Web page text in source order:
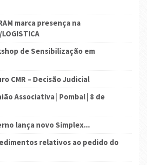
marca presença na
de Sensibilização em
CMR – Decisão Judicial
Associativa | Pombal | 8 de
lança novo Simplex...
relativos ao pedido do